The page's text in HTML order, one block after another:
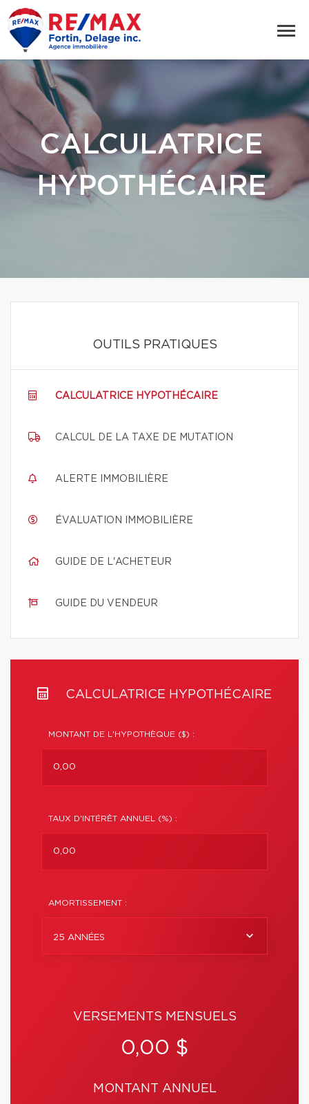
CALCULATRICE
HYPOTHÉCAIRE
OUTILS PRATIQUES
CALCULATRICE HYPOTHÉCAIRE
CALCUL DE LA TAXE DE MUTATION
ALERTE IMMOBILIÈRE
ÉVALUATION IMMOBILIÈRE
GUIDE DE L'ACHETEUR
GUIDE DU VENDEUR
CALCULATRICE HYPOTHÉCAIRE
MONTANT DE L'HYPOTHÈQUE ($) :
TAUX D'INTÉRÊT ANNUEL (%) :
AMORTISSEMENT :
25 ANNÉES
VERSEMENTS MENSUELS
0,00 $
MONTANT ANNUEL